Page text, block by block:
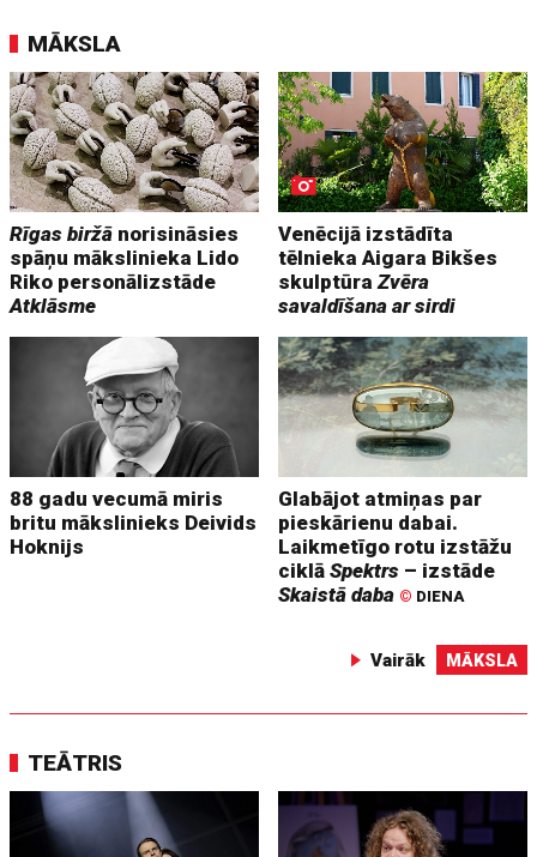
MĀKSLA
Rīgas biržā norisināsies
spāņu mākslinieka Lido
Riko personālizstāde
Atklāsme
Venēcijā izstādīta
tēlnieka Aigara Bikšes
skulptūraZvēra
savaldīšana ar sirdi
88 gadu vecumā miris
britu mākslinieks Deivids
Hoknijs
Glabājot atmiņas par
pieskārienu dabai.
Laikmetīgo rotu izstāžu
ciklāSpektrs – izstāde
Skaistā daba © DIENA
Vairāk MĀKSLA
TEĀTRIS